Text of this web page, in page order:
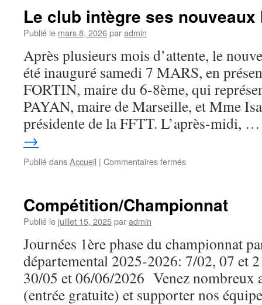
journée
ping
!
Le club intègre ses
Publié le mars 8, 2026paradmin
Après plusieurs mois d’attente, le
été inauguré samedi 7 MARS, en
FORTIN, maire du 6-8ème, qui
PAYAN, maire de Marseille, et Mme
présidente de la FFTT. L’après-midi,
→
Publié dansAccueil | Commentaires fermés
ses
…
Compétition/Championnat
Publié le juillet 15, 2025paradmin
Journées 1ère phase du championnat
départemental 2025-2026: 7/02, 07 et
30/05 et 06/06/2026 Venez nombreux
(entrée gratuite) et supporter nos